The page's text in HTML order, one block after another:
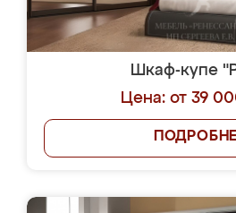
Шкаф-купе
Цена: от 39